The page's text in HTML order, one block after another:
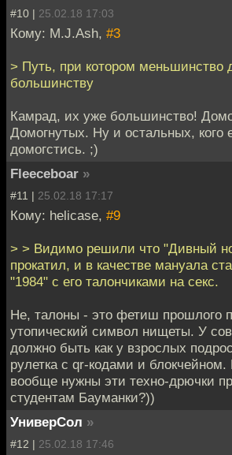
#10 | 25.02.18 17:03
Кому: M.J.Ash, #3
> Путь, при котором меньшинство
большинству
Камрад, их уже большинство!
Домогнутых. Ну и остальных, кого
домогстись. ;)
Fleeceboar »
#11 | 25.02.18 17:17
Кому: helicase, #9
> > Видимо решили что "Дивный
прокатил, и в качестве мануала
"1984" с его талончиками на секс.
Не, талоны - это фетиш прошлого
утопический символ нищеты. У
должно быть как у взрослых
рулетка с qr-кодами и
вообще нужны эти техно-дрючки
студентам Бауманки?))
УниверСол »
#12 | 25.02.18 17:46